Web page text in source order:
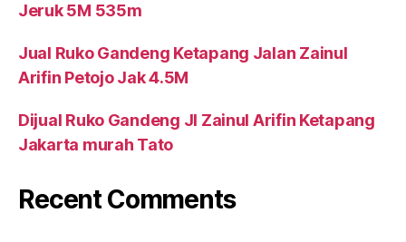
Jeruk 5M 535m
Jual Ruko Gandeng Ketapang Jalan Zainul
Arifin Petojo Jak 4.5M
Dijual Ruko Gandeng Jl Zainul Arifin Ketapang
Jakarta murah Tato
Recent Comments